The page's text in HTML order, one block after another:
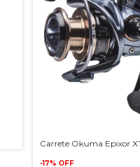
Carrete Okuma Epixor
-17% OFF